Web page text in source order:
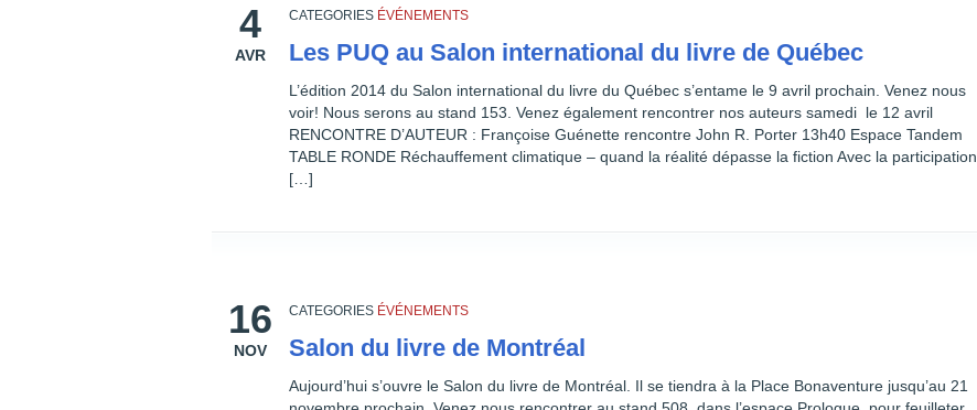
4
AVR
CATEGORIES ÉVÉNEMENTS
Les PUQ au Salon international du livre de Québec
L’édition 2014 du Salon international du livre du Québec s’entame le 9 avril prochain. Venez nous
voir! Nous serons au stand 153. Venez également rencontrer nos auteurs samedi le 12 avril
RENCONTRE D’AUTEUR : Françoise Guénette rencontre John R. Porter 13h40 Espace Tandem
TABLE RONDE Réchauffement climatique – quand la réalité dépasse la fiction Avec la participation
[…]
16
NOV
CATEGORIES ÉVÉNEMENTS
Salon du livre de Montréal
Aujourd’hui s’ouvre le Salon du livre de Montréal. Il se tiendra à la Place Bonaventure jusqu’au 21